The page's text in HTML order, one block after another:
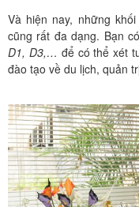
Và hiện nay, những
cũng rất đa dạng. Bạn
D1, D3,… để có thể xét
đào tạo về du lịch, quản